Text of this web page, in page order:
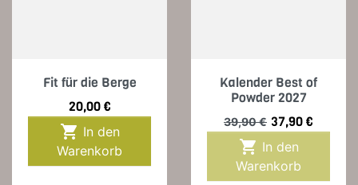
Fit für die Berge
Preis
20,00 €

Warenkorb
Kalender Best of
Powder 2027
Verkaufspreis
39,90 € Preis
37,90 €

Warenkorb